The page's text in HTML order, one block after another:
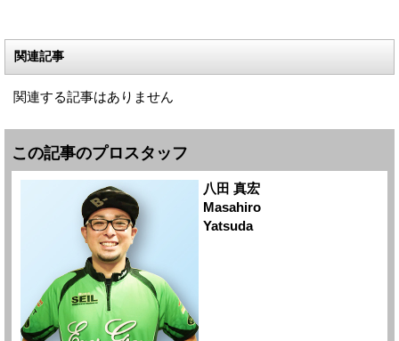
関連記事
関連する記事はありません
この記事のプロスタッフ
八田 真宏
Masahiro
Yatsuda